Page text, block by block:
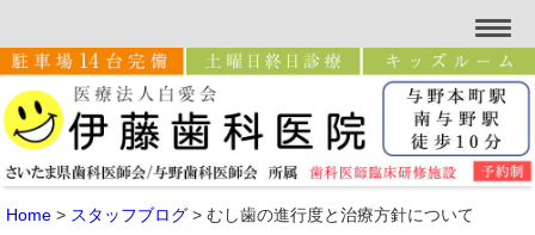
Home > スタッフブログ > むし歯の進行度と治療方針について